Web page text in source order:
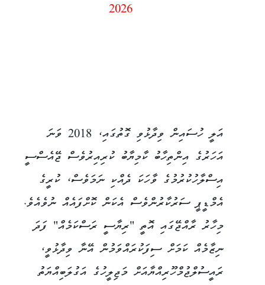
2026
އަލީ ހުސައިން ވިދާޅުވި ގޮތުގައި، 2018 ވަނަ
އަހަރުގެ އިންތިހާބު ކާމިޔާބު ކުރިއިރުވެސް ޖޭއެސްސީ
އިސްލާހުކުރުމުގެ ވާހަކަ ދެއްކި ނަމަވެސް، ކުރީގެ
އެމްޑީޕީ ސަރުކާރުންވެސް އެކަން ކޮށްފައެއް ނުވެއެވެ.
މިހާރު ރާއްޖޭގައި އޮތީ "ރިޔާސީ ރަސްކަމެއް" ފަދަ
ނިޒާމެއް ކަމަށް ސިފަކުރައްވަމުން އޭނާ ވިދާޅުވީ،
ރައީސުލްޖުމްހޫރިއްޔާއަށް މަޖިލީހުގެ އަގުލަބިއްޔަތު